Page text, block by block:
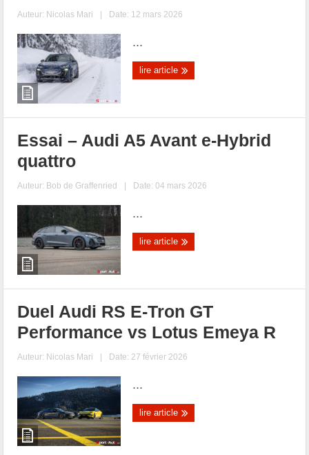
Auteur: Nicolas Mari | Date: 12 mars 2026
...
lire article
Essai – Audi A5 Avant e-Hybrid
quattro
Auteur: Bob de Graffenried | Date: 04 mars 2026
...
lire article
Duel Audi RS E-Tron GT
Performance vs Lotus Emeya R
Auteur: Nicolas Mari | Date: 27 février 2026
...
lire article